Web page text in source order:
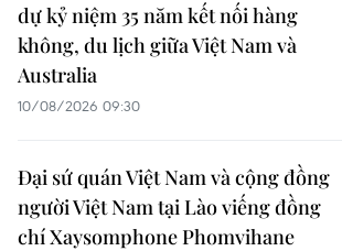
dự kỷ niệm 35 năm kết nối hàng
không, du lịch giữa Việt Nam và
Australia
10/08/2026 09:30
Đại sứ quán Việt Nam và cộng đồng
người Việt Nam tại Lào viếng đồng
chí Xaysomphone Phomvihane